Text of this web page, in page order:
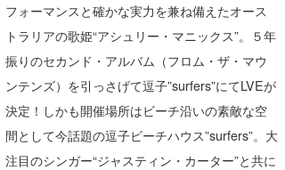
フォーマンスと確かな実力を兼ね備えたオース
トラリアの歌姫“アシュリー・マニックス”。５年
振りのセカンド・アルバム（フロム・ザ・マウ
ンテンズ）を引っさげて逗子”surfers”にてLVEが
決定！しかも開催場所はビーチ沿いの素敵な空
間として今話題の逗子ビーチハウス”surfers”。大
注目のシンガー“ジャスティン・カーター”と共に
ライター/寄稿メディア
Core Surf Japan
Naoya Kimoto
メディア